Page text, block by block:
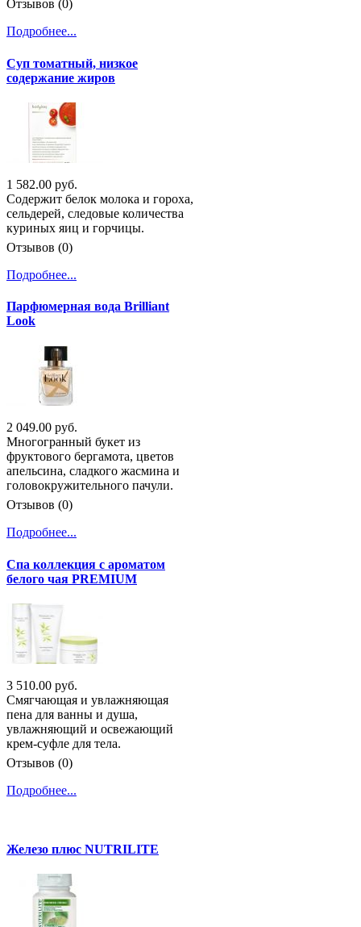
Отзывов (0)
Подробнее...
Суп томатный, низкое
содержание жиров
1 582.00 руб.
Содержит белок молока и гороха,
сельдерей, следовые количества
куриных яиц и горчицы.
Отзывов (0)
Подробнее...
Парфюмерная вода Brilliant
Look
2 049.00 руб.
Многогранный букет из
фруктового бергамота, цветов
апельсина, сладкого жасмина и
головокружительного пачули.
Отзывов (0)
Подробнее...
Спа коллекция с ароматом
белого чая PREMIUM
3 510.00 руб.
Смягчающая и увлажняющая
пена для ванны и душа,
увлажняющий и освежающий
крем-суфле для тела.
Отзывов (0)
Подробнее...
Железо плюс NUTRILITE